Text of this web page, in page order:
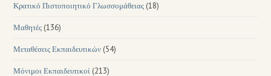
Κρατικό Πιστοποιητικό Γλωσσομάθειας (18)
Μαθητές (136)
Μεταθέσεις Εκπαιδευτικών (54)
Μόνιμοι Εκπαιδευτικοί (213)